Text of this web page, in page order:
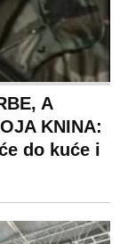
A
KNINA:
do kuće i